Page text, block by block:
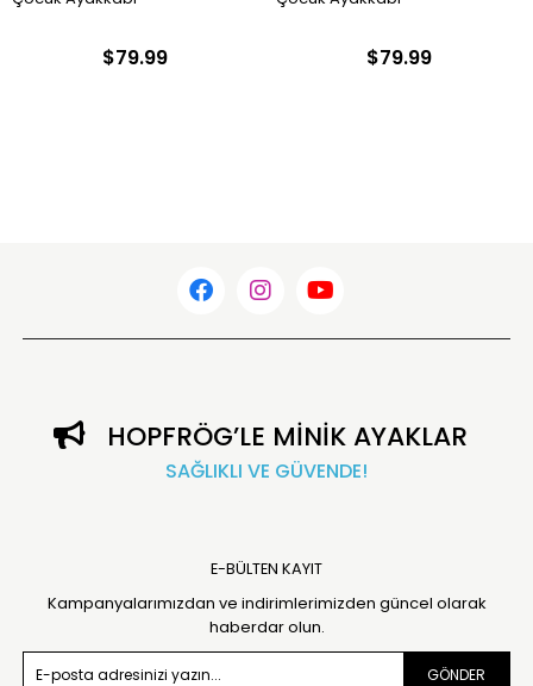
$79.99 $79.99
HOPFRÖG’LE MİNİK AYAKLAR
SAĞLIKLI VE GÜVENDE!
E-BÜLTEN KAYIT
Kampanyalarımızdan ve indirimlerimizden güncel olarak
haberdar olun.
GÖNDER